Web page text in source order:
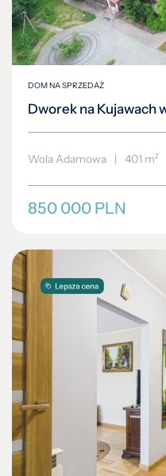
DOM NA SPRZEDAŻ
Dworek na Kujawach
Wola Adamowa | 401 m²
850 000 PLN